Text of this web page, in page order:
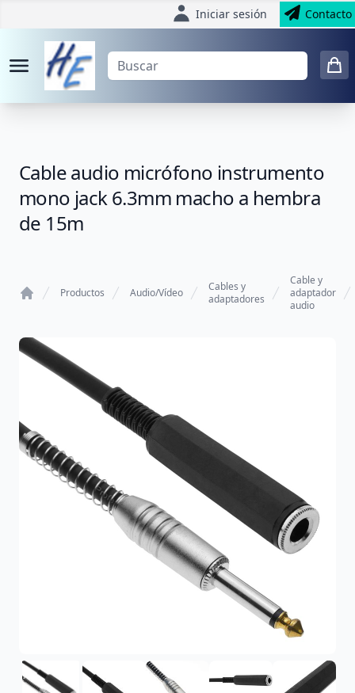
Iniciar sesión Contacto
Cable audio micrófono instrumento
mono jack 6.3mm macho a hembra
de 15m
Productos Audio/Vídeo
Cables y
adaptadores
Cable y
adaptador
audio